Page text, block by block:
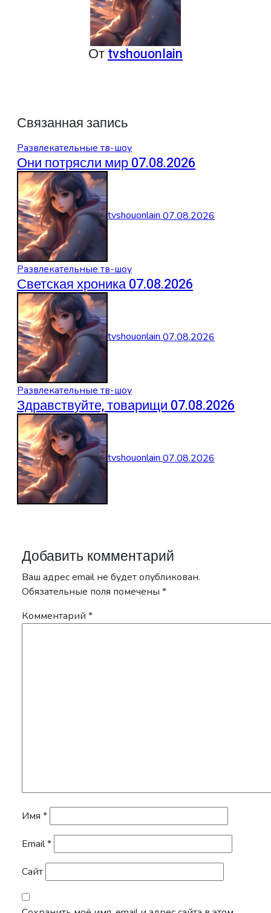
Отtvshouonlain
Связанная запись
Развлекательные тв-шоу
Они потрясли мир 07.08.2026
tvshouonlain07.08.2026
Развлекательные тв-шоу
Светская хроника 07.08.2026
tvshouonlain07.08.2026
Развлекательные тв-шоу
Здравствуйте, товарищи 07.08.2026
tvshouonlain07.08.2026
Добавить комментарий
Ваш адрес email не будет опубликован.
Обязательные поля помечены *
Комментарий *
Имя *
Email*
Сайт